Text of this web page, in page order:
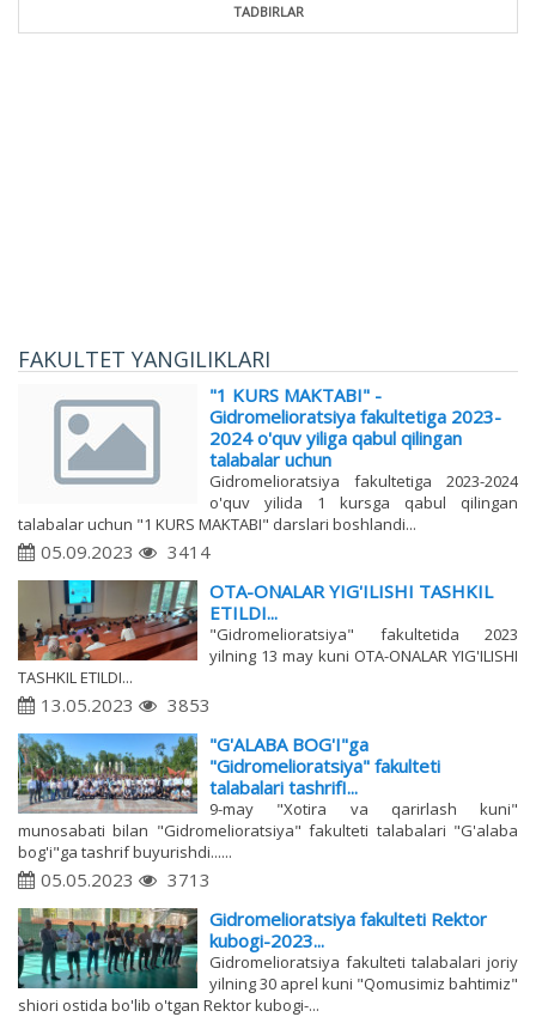
TADBIRLAR
FAKULTET YANGILIKLARI
"1 KURS MAKTABI" -
Gidromelioratsiya fakultetiga 2023-
2024 o'quv yiliga qabul qilingan
talabalar uchun
Gidromelioratsiya fakultetiga 2023-2024
o'quv yilida 1 kursga qabul qilingan
talabalar uchun "1 KURS MAKTABI" darslari boshlandi...
05.09.2023
3414
OTA-ONALAR YIG'ILISHI TASHKIL
ETILDI...
"Gidromelioratsiya" fakultetida 2023
yilning 13 may kuni OTA-ONALAR YIG'ILISHI
TASHKIL ETILDI...
13.05.2023
3853
"G'ALABA BOG'I"ga
"Gidromelioratsiya" fakulteti
talabalari tashrifI...
9-may "Xotira va qarirlash kuni"
munosabati bilan "Gidromelioratsiya" fakulteti talabalari "G'alaba
bog'i"ga tashrif buyurishdi......
05.05.2023
3713
Gidromelioratsiya fakulteti Rektor
kubogi-2023...
Gidromelioratsiya fakulteti talabalari joriy
yilning 30 aprel kuni "Qomusimiz bahtimiz"
shiori ostida bo'lib o'tgan Rektor kubogi-...